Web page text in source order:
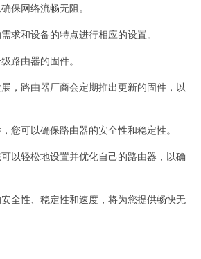
保网络流畅无阻。
和设备的特点进行相应的设置。
由器的固件。
路由器厂商会定期推出更新的固件，以
可以确保路由器的安全性和稳定性。
轻松地设置并优化自己的路由器，以确
性、稳定性和速度，将为您提供畅快无